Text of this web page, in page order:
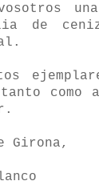
de
tanto
Girona,